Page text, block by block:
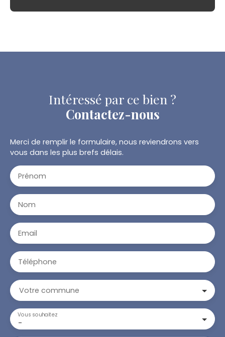
Intéressé par ce bien ?
Contactez-nous
Merci de remplir le formulaire, nous reviendrons vers
vous dans les plus brefs délais.
Prénom
Nom
Email
Téléphone
Votre commune
-
Vous souhaitez